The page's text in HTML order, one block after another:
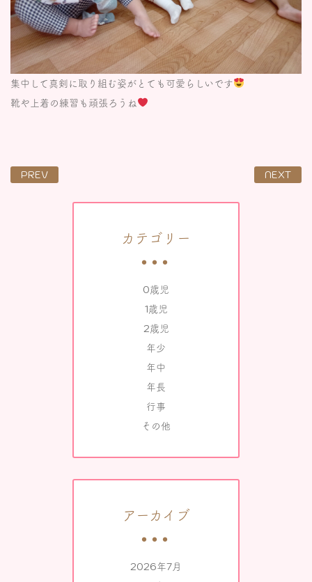
集中して真剣に取り組む姿がとても可愛らしいです
靴や上着の練習も頑張ろうね
PREV NEXT
カテゴリー
0歳児
1歳児
2歳児
年少
年中
年長
行事
その他
アーカイブ
2026年7月